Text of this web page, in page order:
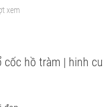
xem
cốc hồ tràm | hinh